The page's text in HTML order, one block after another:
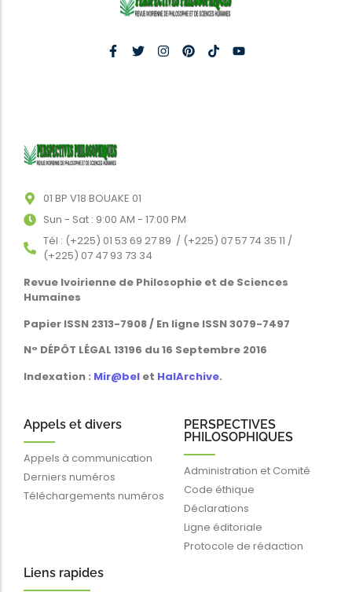
01 BP V18 BOUAKE 01
Sun - Sat : 9:00 AM - 17:00 PM
Tél : (+225) 01 53 69 27 89 / (+225) 07 57 74 35 11 /
(+225) 07 47 93 73 34
Revue Ivoirienne de Philosophie et de Sciences
Humaines
Papier ISSN 2313-7908 / En ligne ISSN 3079-7497
N° DÉPÔT LÉGAL 13196 du 16 Septembre 2016
Indexation : Mir@bel et HalArchive.
Appels et divers
Appels à communication
Derniers numéros
Téléchargements numéros
PERSPECTIVES
PHILOSOPHIQUES
Administration et Comité
Code éthique
Déclarations
Ligne éditoriale
Protocole de rédaction
Liens rapides